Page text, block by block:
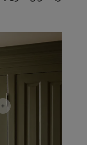
أفكار ملهمة للمطبخ